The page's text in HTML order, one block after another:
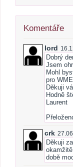
Komentáře
lord
Dobrý
Jsem
Mohl
pro
Děkuji
Hodně
Laurent
crk
Děkuji
době